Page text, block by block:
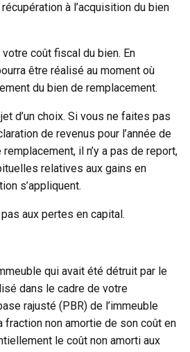
à l’acquisition du bien
coût fiscal du bien. En
être réalisé au moment où
du bien de remplacement.
d’un choix. Si vous ne faites pas
de revenus pour l’année de
il n’y a pas de report,
relatives aux gains en
s’appliquent.
aux pertes en capital.
qui avait été détruit par le
dans le cadre de votre
rajusté (PBR) de l’immeuble
non amortie de son coût en
le coût non amorti aux